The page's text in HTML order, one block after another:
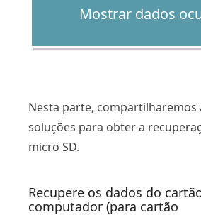
Mostrar dados
Nesta parte, compartilharemos
soluções para obter a
micro SD.
Recupere os dados do
computador (para cartão